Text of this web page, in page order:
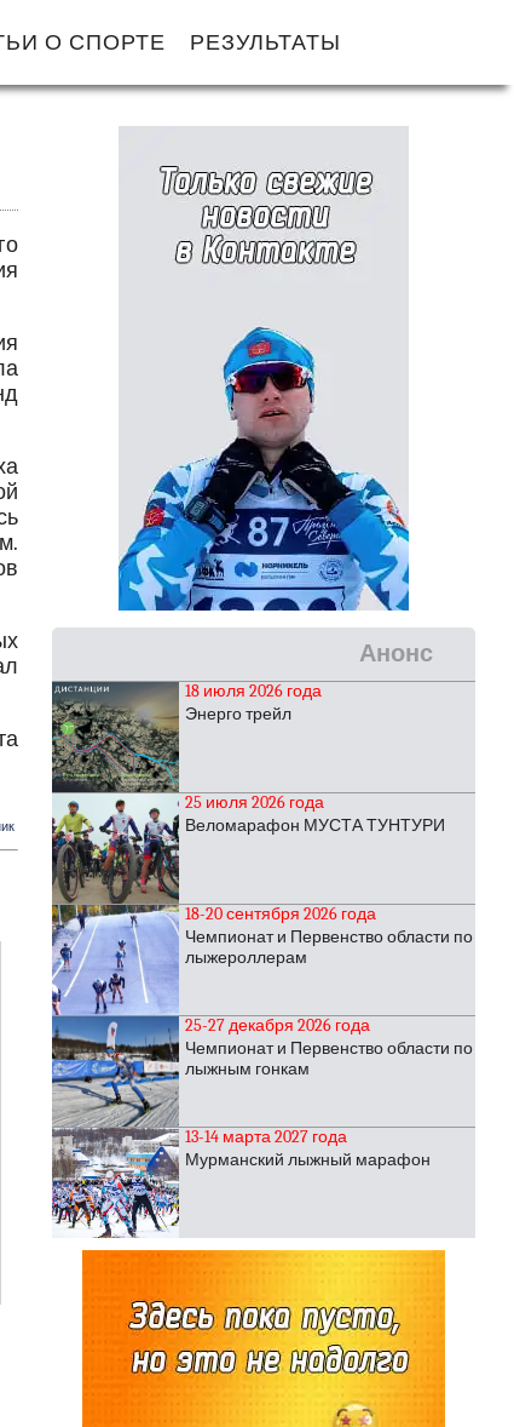
О СПОРТЕ РЕЗУЛЬТАТЫ
Анонс
18 июля 2026 года
Энерго трейл
25 июля 2026 года
Веломарафон МУСТА ТУНТУРИ
18-20 сентября 2026 года
Чемпионат и Первенство области по
лыжероллерам
25-27 декабря 2026 года
Чемпионат и Первенство области по
лыжным гонкам
13-14 марта 2027 года
Мурманский лыжный марафон